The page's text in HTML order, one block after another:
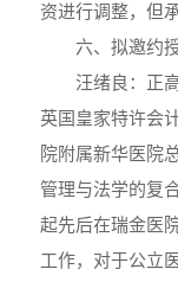
资进行调整，但
六、拟邀约
汪绪良：正
英国皇家特许会
院附属新华医院
管理与法学的复
起先后在瑞金医
工作，对于公立